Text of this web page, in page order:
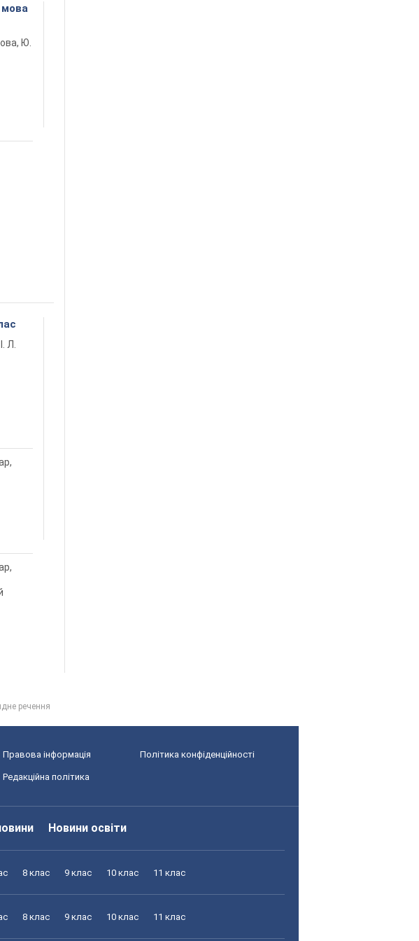
мова
Ю.
Л.
речення
Правова інформація Політика конфіденційності
Редакційна політика
Новини освіти
8 клас 9 клас 10 клас 11 клас
8 клас 9 клас 10 клас 11 клас